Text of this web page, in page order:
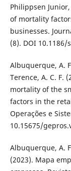
Philippsen
of mortality
businesses.
(8). DOI 10.1186/
Albuquerque, A.
Terence, A. C. F.
mortality of the
factors in the
Operações e
10.15675/
Albuquerque, A.
(2023). Mapa